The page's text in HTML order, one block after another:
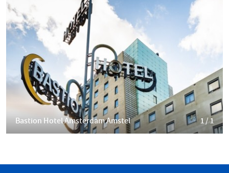
Bastion Hotel Amsterdam Amstel 1 / 1